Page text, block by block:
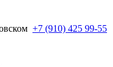
+7 (910) 425 99-55